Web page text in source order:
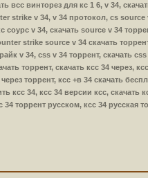
всс винторез для кс 1 6, v 34,
strike v 34, v 34 протокол, cs
v 34, скачать source v 34
strike source v 34 скачать
v 34, css v 34 торрент, скачать
торрент, скачать ксс 34 через,
торрент, ксс +в 34 скачать
34, ксс 34 версии ксс, скачать
торрент русском, ксс 34 русская